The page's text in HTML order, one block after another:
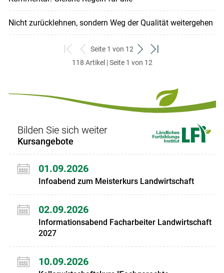
Nicht zurücklehnen, sondern Weg der Qualität weitergehen
zum
ersten
zurück
zum
Seite 1 von 12
weiter
zum
zum
118 Artikel | Seite 1 von 12
Bilden Sie sich weiter
Kursangebote
01.09.2026
Infoabend zum Meisterkurs Landwirtschaft
02.09.2026
Informationsabend Facharbeiter Landwirtschaft
2027
10.09.2026